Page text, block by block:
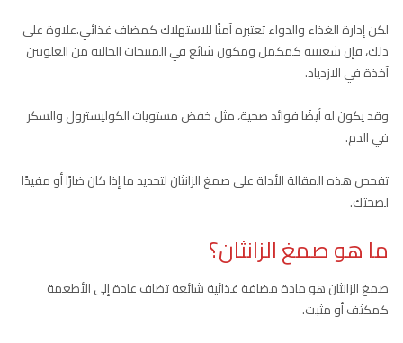
لكن إدارة الغذاء والدواء تعتبره آمنًا للاستهلاك كمضاف غذائي.علاوة على
ذلك، فإن شعبيته كمكمل ومكون شائع في المنتجات الخالية من الغلوتين
آخذة في الازدياد.
وقد يكون له أيضًا فوائد صحية، مثل خفض مستويات الكوليسترول والسكر
في الدم.
تفحص هذه المقالة الأدلة على صمغ الزانثان لتحديد ما إذا كان ضارًا أو مفيدًا
لصحتك.
ما هو صمغ الزانثان؟
صمغ الزانثان هو مادة مضافة غذائية شائعة تضاف عادة إلى الأطعمة
كمكثف أو مثبت.